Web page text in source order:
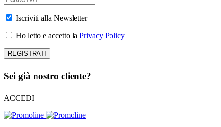
Iscriviti alla Newsletter
Ho letto e accetto la Privacy Policy
Sei già nostro cliente?
ACCEDI